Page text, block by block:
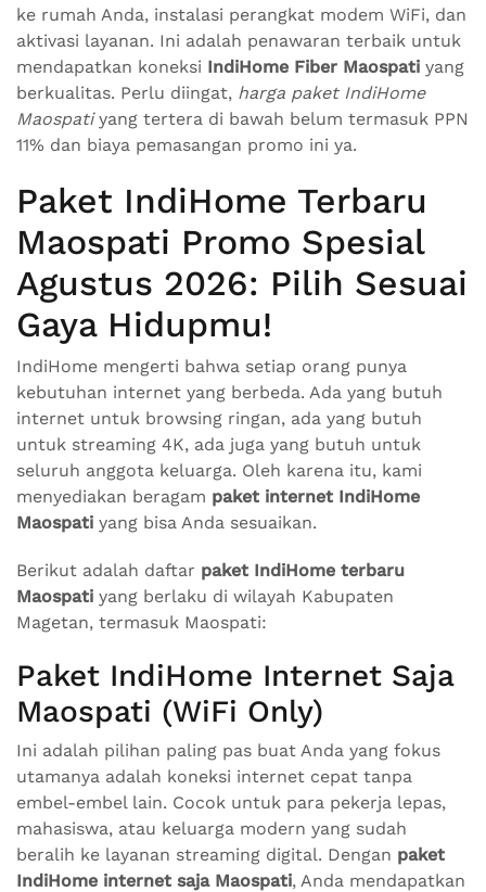
ke rumah Anda, instalasi perangkat modem WiFi, dan
aktivasi layanan. Ini adalah penawaran terbaik untuk
mendapatkan koneksi IndiHome Fiber Maospati yang
berkualitas. Perlu diingat, harga paket IndiHome
Maospatiyang tertera di bawah belum termasuk PPN
11% dan biaya pemasangan promo ini ya.
Paket IndiHome Terbaru
Maospati Promo Spesial
Agustus 2026: Pilih Sesuai
Gaya Hidupmu!
IndiHome mengerti bahwa setiap orang punya
kebutuhan internet yang berbeda. Ada yang butuh
internet untuk browsing ringan, ada yang butuh
untuk streaming 4K, ada juga yang butuh untuk
seluruh anggota keluarga. Oleh karena itu, kami
menyediakan beragam paket internet IndiHome
Maospati yang bisa Anda sesuaikan.
Berikut adalah daftar paket IndiHome terbaru
Maospati yang berlaku di wilayah Kabupaten
Magetan, termasuk Maospati:
Paket IndiHome Internet Saja
Maospati (WiFi Only)
Ini adalah pilihan paling pas buat Anda yang fokus
utamanya adalah koneksi internet cepat tanpa
embel-embel lain. Cocok untuk para pekerja lepas,
mahasiswa, atau keluarga modern yang sudah
beralih ke layanan streaming digital. Dengan paket
IndiHome internet saja Maospati, Anda mendapatkan